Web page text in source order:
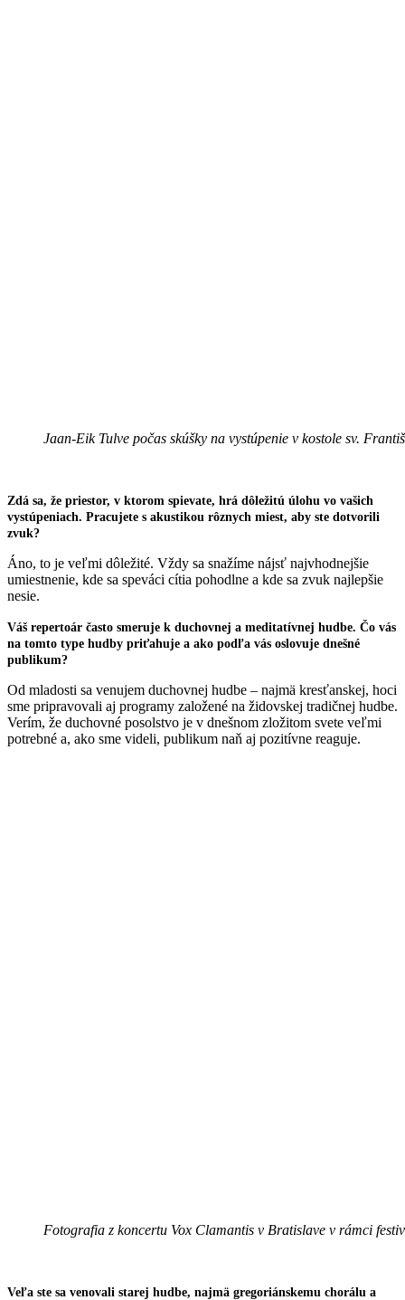
Jaan-Eik Tulve počas skúšky na vystúpenie v kostole sv.
Zdá sa, že priestor, v ktorom spievate, hrá dôležitú úlohu vo vašich
vystúpeniach. Pracujete s akustikou rôznych miest, aby ste dotvorili
zvuk?
Áno, to je veľmi dôležité. Vždy sa snažíme nájsť najvhodnejšie
umiestnenie, kde sa speváci cítia pohodlne a kde sa zvuk najlepšie
nesie.
Váš repertoár často smeruje k duchovnej a meditatívnej hudbe. Čo vás
na tomto type hudby priťahuje a ako podľa vás oslovuje dnešné
publikum?
Od mladosti sa venujem duchovnej hudbe – najmä kresťanskej, hoci
sme pripravovali aj programy založené na židovskej tradičnej hudbe.
Verím, že duchovné posolstvo je v dnešnom zložitom svete veľmi
potrebné a, ako sme videli, publikum naň aj pozitívne reaguje.
Fotografia z koncertu Vox Clamantis v Bratislave v rámci
Veľa ste sa venovali starej hudbe, najmä gregoriánskemu chorálu a